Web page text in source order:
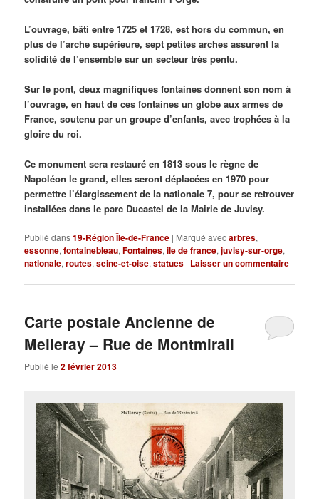
L’ouvrage, bâti entre 1725 et 1728, est hors du commun, en
plus de l’arche supérieure, sept petites arches assurent la
solidité de l’ensemble sur un secteur très pentu.
Sur le pont, deux magnifiques fontaines donnent son nom à
l’ouvrage, en haut de ces fontaines un globe aux armes de
France, soutenu par un groupe d’enfants, avec trophées à la
gloire du roi.
Ce monument sera restauré en 1813 sous le règne de
Napoléon le grand, elles seront déplacées en 1970 pour
permettre l’élargissement de la nationale 7, pour se retrouver
installées dans le parc Ducastel de la Mairie de Juvisy.
Publié dans19-Région Île-de-France | Marqué avecarbres,
essonne,fontainebleau,Fontaines,ile de france,juvisy-sur-orge,
nationale,routes,seine-et-oise,statues | Laisser un commentaire
Carte postale Ancienne de
Melleray – Rue de Montmirail
Publié le2 février 2013